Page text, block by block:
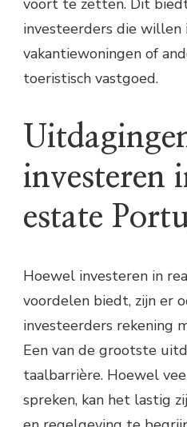
voort te zetten. Dit
investeerders die willen
vakantiewoningen of
toeristisch vastgoed.
investeren
estate
Hoewel investeren in
voordelen biedt, zijn er
investeerders rekening
Een van de grootste
taalbarrière. Hoewel
spreken, kan het lastig